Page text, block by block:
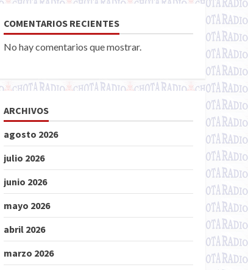
COMENTARIOS RECIENTES
No hay comentarios que mostrar.
ARCHIVOS
agosto 2026
julio 2026
junio 2026
mayo 2026
abril 2026
marzo 2026